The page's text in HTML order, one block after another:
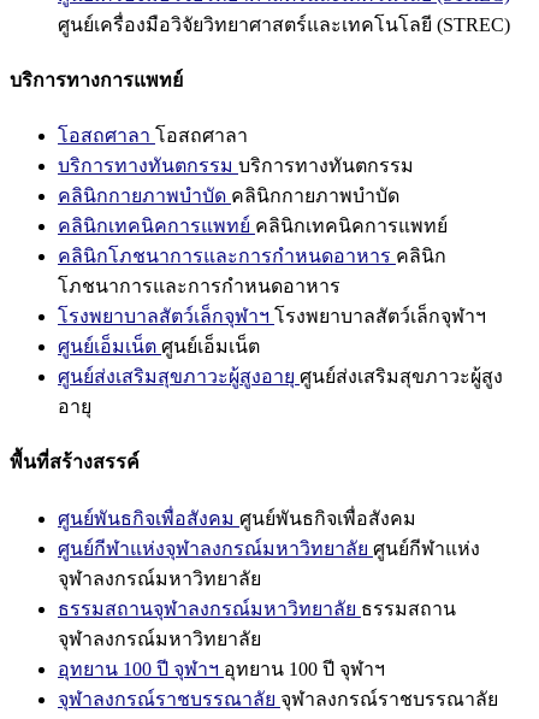
ศูนย์เครื่องมือวิจัยวิทยาศาสตร์และเทคโนโลยี (STREC)
บริการทางการแพทย์
โอสถศาลา โอสถศาลา
บริการทางทันตกรรม บริการทางทันตกรรม
คลินิกกายภาพบำบัด คลินิกกายภาพบำบัด
คลินิกเทคนิคการแพทย์ คลินิกเทคนิคการแพทย์
คลินิกโภชนาการและการกำหนดอาหาร คลินิก
โภชนาการและการกำหนดอาหาร
โรงพยาบาลสัตว์เล็กจุฬาฯ โรงพยาบาลสัตว์เล็กจุฬาฯ
ศูนย์เอ็มเน็ต ศูนย์เอ็มเน็ต
ศูนย์ส่งเสริมสุขภาวะผู้สูงอายุ ศูนย์ส่งเสริมสุขภาวะผู้สูง
อายุ
พื้นที่สร้างสรรค์
ศูนย์พันธกิจเพื่อสังคม ศูนย์พันธกิจเพื่อสังคม
ศูนย์กีฬาแห่งจุฬาลงกรณ์มหาวิทยาลัย ศูนย์กีฬาแห่ง
จุฬาลงกรณ์มหาวิทยาลัย
ธรรมสถานจุฬาลงกรณ์มหาวิทยาลัย ธรรมสถาน
จุฬาลงกรณ์มหาวิทยาลัย
อุทยาน 100 ปี จุฬาฯ อุทยาน 100 ปี จุฬาฯ
จุฬาลงกรณ์ราชบรรณาลัย จุฬาลงกรณ์ราชบรรณาลัย